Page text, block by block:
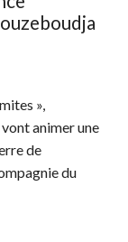
»,
animer une
de
du